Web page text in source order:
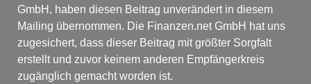
GmbH, haben diesen Beitrag unverändert in diesem
Mailing übernommen. Die Finanzen.net GmbH hat uns
zugesichert, dass dieser Beitrag mit größter Sorgfalt
erstellt und zuvor keinem anderen Empfängerkreis
zugänglich gemacht worden ist.